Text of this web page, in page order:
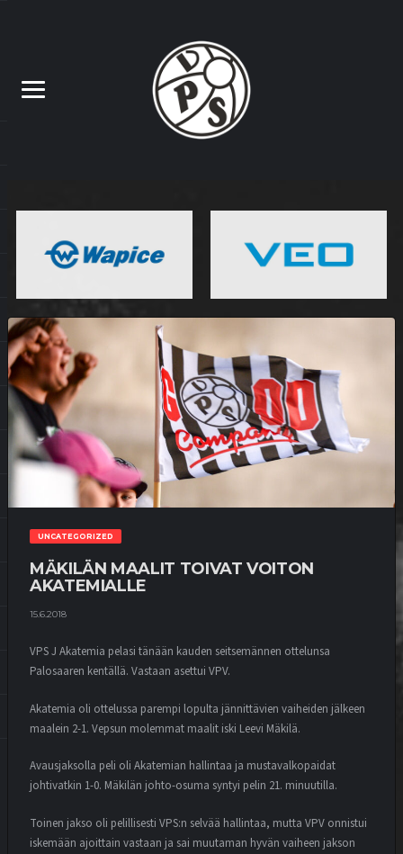
UNCATEGORIZED
MÄKILÄN MAALIT TOIVAT VOITON
AKATEMIALLE
15.6.2018
VPS J Akatemia pelasi tänään kauden seitsemännen ottelunsa
Palosaaren kentällä. Vastaan asettui VPV.
Akatemia oli ottelussa parempi lopulta jännittävien vaiheiden jälkeen
maalein 2-1. Vepsun molemmat maalit iski Leevi Mäkilä.
Avausjaksolla peli oli Akatemian hallintaa ja mustavalkopaidat
johtivatkin 1-0. Mäkilän johto-osuma syntyi pelin 21. minuutilla.
Toinen jakso oli pelillisesti VPS:n selvää hallintaa, mutta VPV onnistui
iskemään ajoittain vastaan ja sai muutaman hyvän vaiheen jakson